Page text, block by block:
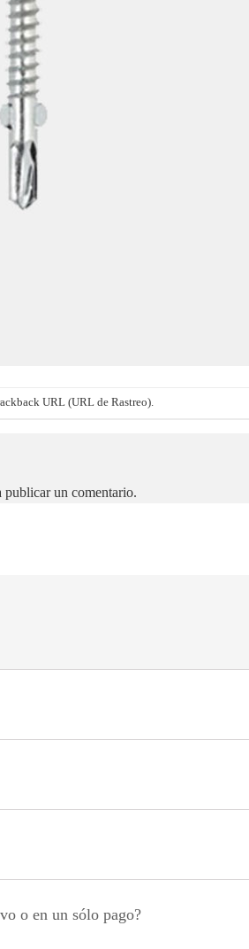
URL (URL de Rastreo).
publicar un comentario.
o en un sólo pago?